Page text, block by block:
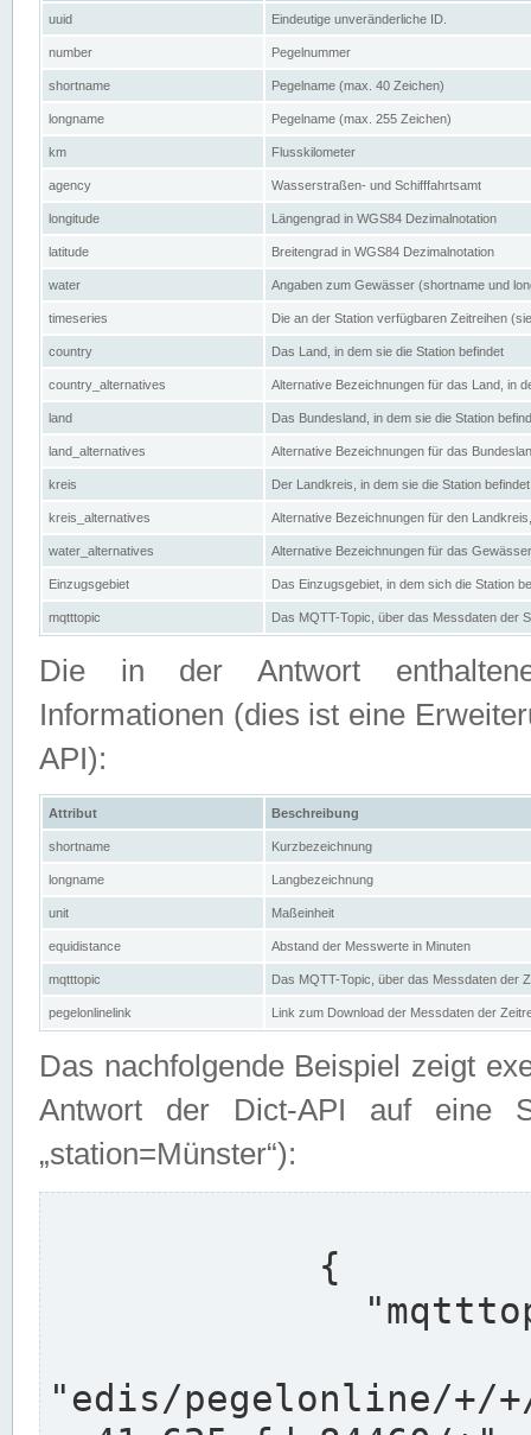
uuid Eindeutige unveränderliche ID.
number Pegelnummer
shortname Pegelname (max. 40 Zeichen)
longname Pegelname (max. 255 Zeichen)
km Flusskilometer
agency Wasserstraßen- und Schifffahrtsamt
longitude Längengrad in WGS84 Dezimalnotation
latitude Breitengrad in WGS84 Dezimalnotation
water Angaben zum Gewässer (shortname und
timeseries Die an der Station verfügbaren Zeitreihen
country Das Land, in dem sie die Station befindet
country_alternatives Alternative Bezeichnungen für das Land, in
land Das Bundesland, in dem sie die Station
land_alternatives Alternative Bezeichnungen für das
kreis Der Landkreis, in dem sie die Station befindet
kreis_alternatives Alternative Bezeichnungen für den
water_alternatives Alternative Bezeichnungen für das
Einzugsgebiet Das Einzugsgebiet, in dem sich die Station
mqtttopic Das MQTT-Topic, über das Messdaten der
Die in der Antwort
Informationen (dies ist eine
API):
Attribut Beschreibung
shortname Kurzbezeichnung
longname Langbezeichnung
unit Maßeinheit
equidistance Abstand der Messwerte in Minuten
mqtttopic Das MQTT-Topic, über das Messdaten der
pegelonlinelink Link zum Download der Messdaten der
Das nachfolgende Beispiel zeigt
Antwort der Dict-API auf eine
„station=Münster“):
"edis/pegelonline/+/